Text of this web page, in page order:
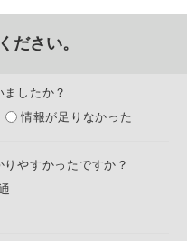
ださい。
したか？
情報が足りなかった
やすかったですか？